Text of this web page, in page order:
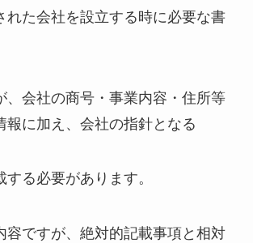
れた会社を設立する時に必要な書
、会社の商号・事業内容・住所等
報に加え、会社の指針となる
る必要があります。
容ですが、絶対的記載事項と相対